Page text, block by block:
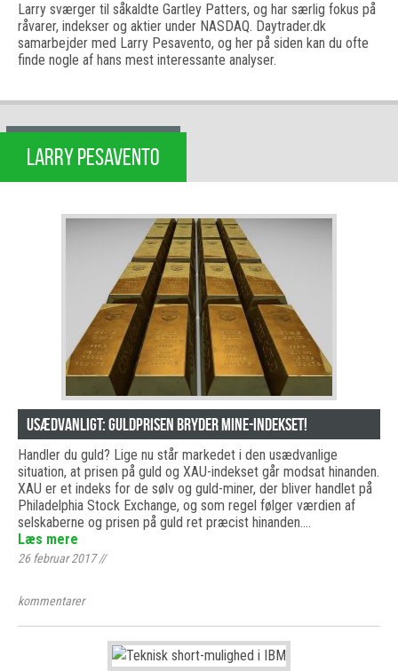
Larry sværger til såkaldte Gartley Patters, og har særlig fokus på
råvarer, indekser og aktier under NASDAQ. Daytrader.dk
samarbejder med Larry Pesavento, og her på siden kan du ofte
finde nogle af hans mest interessante analyser.
LARRY PESAVENTO
Usædvanligt: Guldprisen bryder mine-indekset!
Handler du guld? Lige nu står markedet i den usædvanlige
situation, at prisen på guld og XAU-indekset går modsat hinanden.
XAU er et indeks for de sølv og guld-miner, der bliver handlet på
Philadelphia Stock Exchange, og som regel følger værdien af
selskaberne og prisen på guld ret præcist hinanden.…
Læs mere
26 februar 2017//
kommentarer